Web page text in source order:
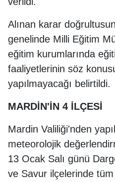
Alınan karar
genelinde Milli Eğitim
eğitim kurumlarında
faaliyetlerinin söz
yapılmayacağı belirtildi.
MARDİN'İN 4 İLÇESİ
Mardin Valiliği'nden
meteorolojik
13 Ocak Salı günü
ve Savur ilçelerinde